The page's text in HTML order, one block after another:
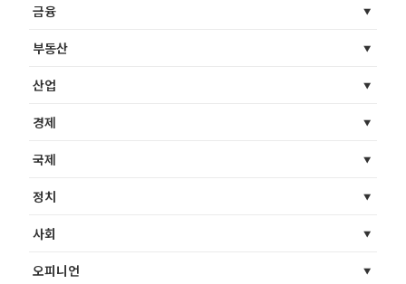
금융
부동산
산업
경제
국제
정치
사회
오피니언